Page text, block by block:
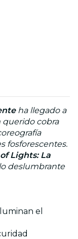
ha llegado a
querido cobra
fosforescentes.
Lights: La
deslumbrante
el